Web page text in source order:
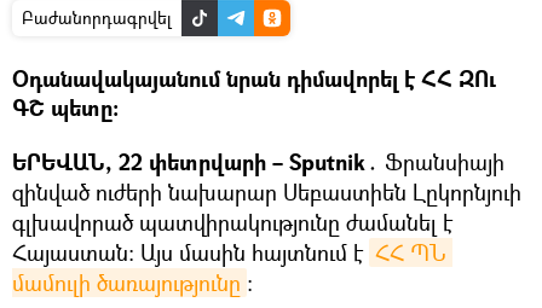
Բաժանորդագրվել
Օդանավակայանում նրան դիմավորել է ՀՀ ԶՈւ
ԳՇ պետը։
ԵՐԵՎԱՆ, 22 փետրվարի – Sputnik․ Ֆրանսիայի
զինված ուժերի նախարար Սեբաստիեն Լըկորնյուի
գլխավորած պատվիրակությունը ժամանել է
Հայաստան։ Այս մասին հայտնում է ՀՀ ՊՆ
մամուլի ծառայությունը ։